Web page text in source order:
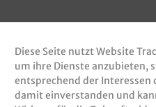
Diese Seite nutzt Website
um ihre Dienste anzubieten,
entsprechend der Interessen
damit einverstanden und